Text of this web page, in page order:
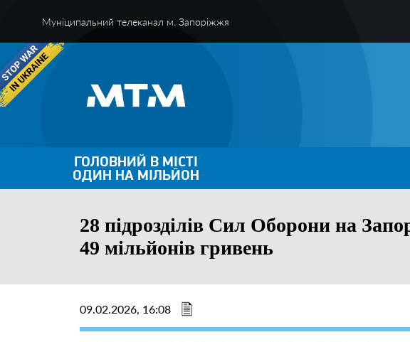
Муніципальний телеканал м. Запоріжжя
ГОЛОВНИЙ В МІСТІ
ОДИН НА МІЛЬЙОН
28 підрозділів Сил Оборони на
49 мільйонів гривень
09.02.2026, 16:08